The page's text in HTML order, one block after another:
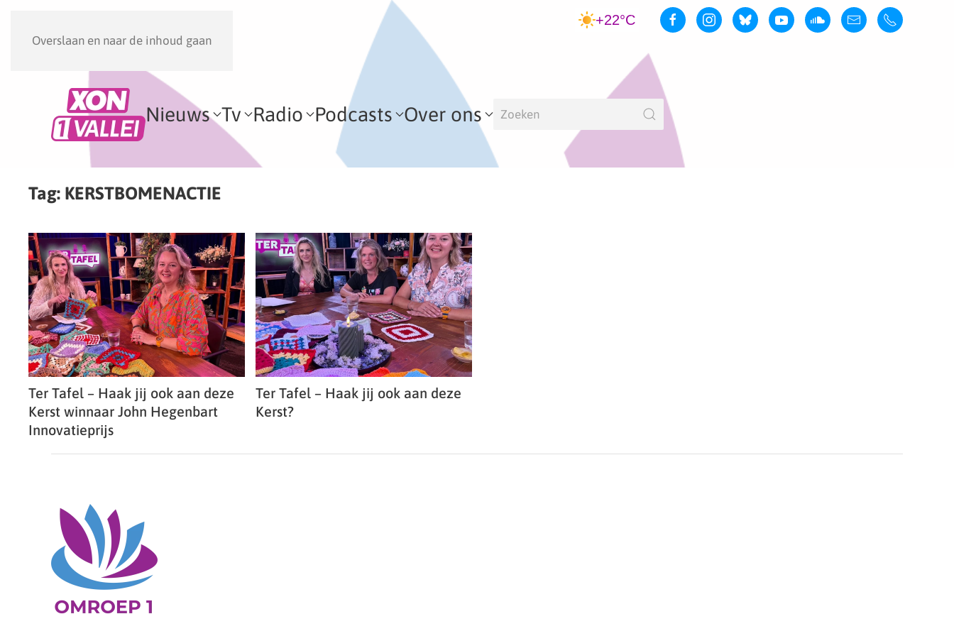
Overslaan en naar de inhoud gaan
+22°C
Nieuws Tv Radio Podcasts Over ons
Tag: KERSTBOMENACTIE
Ter Tafel – Haak jij ook aan deze
Kerst winnaar John Hegenbart
Innovatieprijs
Ter Tafel – Haak jij ook aan deze
Kerst?